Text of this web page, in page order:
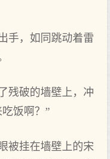
手，如同跳动着雷
残破的墙壁上，冲
饭啊？”
被挂在墙壁上的宋